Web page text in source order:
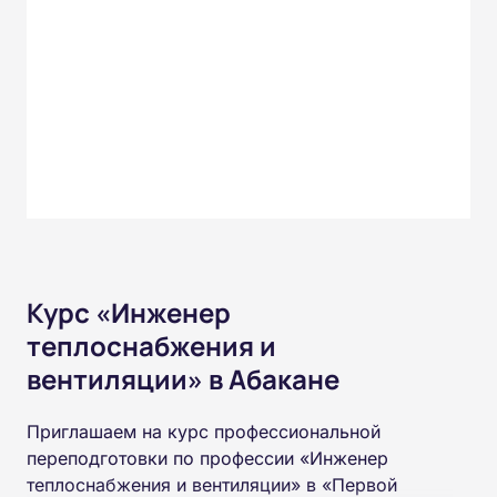
Курс «Инженер
теплоснабжения и
вентиляции» в Абакане
Приглашаем на курс профессиональной
переподготовки по профессии «Инженер
теплоснабжения и вентиляции» в «Первой